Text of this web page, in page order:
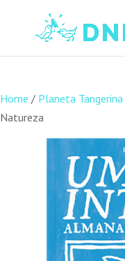
Home / Planeta Tangerina
Natureza